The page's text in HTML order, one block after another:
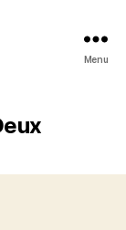
Menu